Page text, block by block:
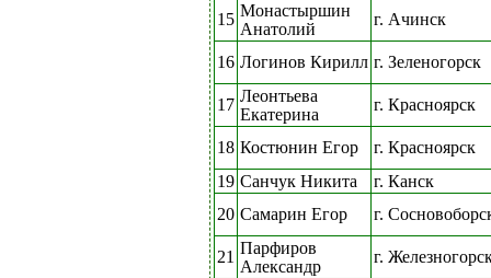
15 Монастыршин
Анатолий
г. Ачинск
16 Логинов Кирилл г. Зеленогорск
17 Леонтьева
Екатерина
г. Красноярск
18 Костюнин Егор
г. Красноярск
19 Санчук Никита
г. Канск
20 Самарин Егор г.
21 Парфиров
Александр
г.